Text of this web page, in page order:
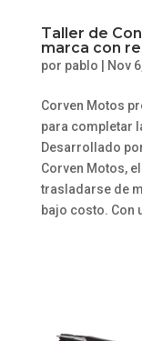
Taller de
marca con
por pablo Nov
Corven Motos
para completar
Desarrollado
Corven Motos,
trasladarse de
bajo costo. Con